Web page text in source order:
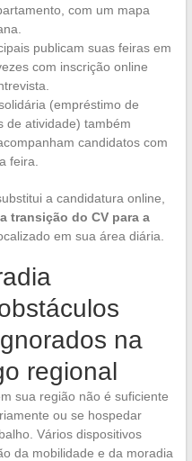
com um mapa
publicam suas feiras em
com inscrição online
(empréstimo de
de atividade) também
candidatos com
feira.
a candidatura online,
transição do CV para a
em sua área diária.
na
regional
sua região não é suficiente
ou se hospedar
Vários dispositivos
da mobilidade e da moradia